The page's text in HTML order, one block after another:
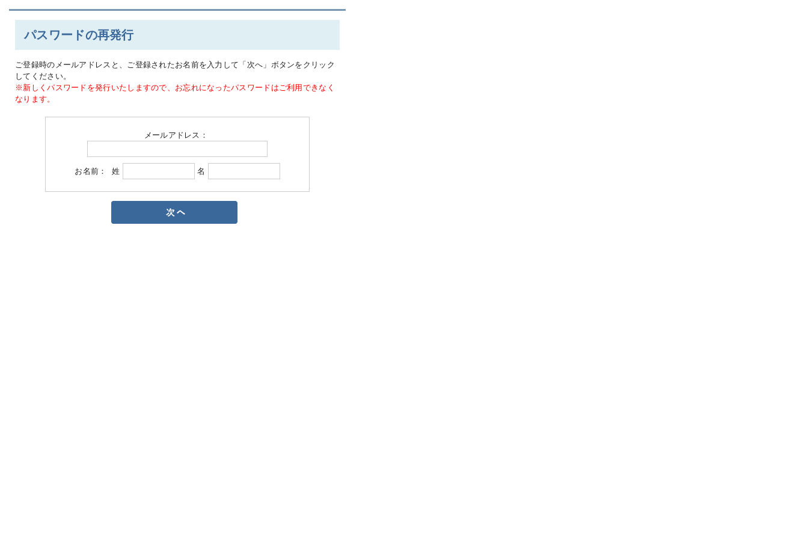
パスワードの再発行
ご登録時のメールアドレスと、ご登録されたお名前を入力して「次へ」ボタンをクリック
してください。
※新しくパスワードを発行いたしますので、お忘れになったパスワードはご利用できなく
なります。
メールアドレス：
お名前： 姓 名